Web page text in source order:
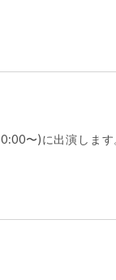
〜)に出演します